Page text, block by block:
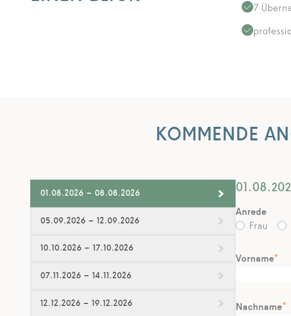
7
KOMMENDE
01.08.2026 – 08.08.2026
05.09.2026 – 12.09.2026
10.10.2026 – 17.10.2026
07.11.2026 – 14.11.2026
12.12.2026 – 19.12.2026
Anrede
Frau
Vorname*
Nachname*